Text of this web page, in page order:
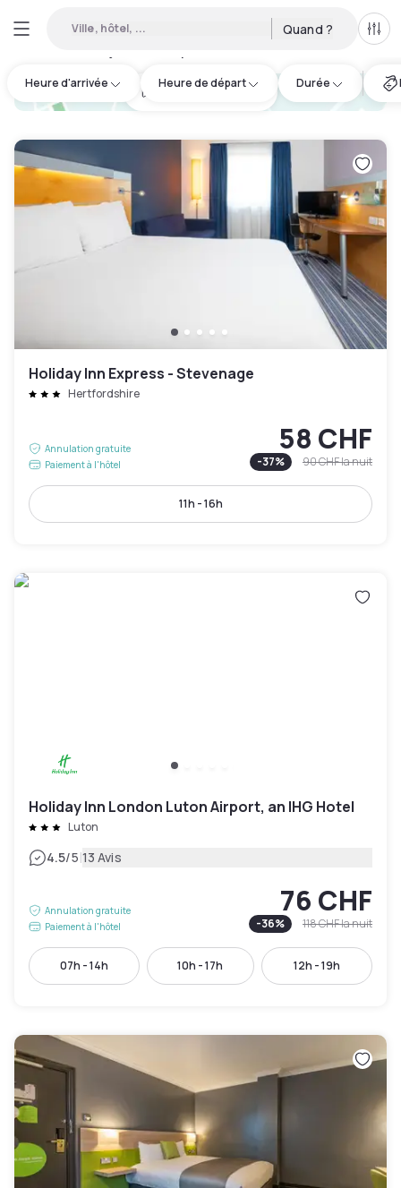
Ville, hôtel, ... Quand ?
Heure d'arrivée Heure de départ Durée
hotel.cta.view_map
Holiday Inn Express - Stevenage
Hertfordshire
Annulation gratuite
Paiement à l'hôtel
58 CHF
-37% 90 CHFla nuit
11h - 16h
Holiday Inn London Luton Airport, an IHG Hotel
Luton
4.5/5|13 Avis
Annulation gratuite
Paiement à l'hôtel
76 CHF
-36% 118 CHFla nuit
07h - 14h 10h - 17h 12h - 19h